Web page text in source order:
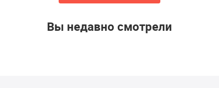
Вы недавно смотрели